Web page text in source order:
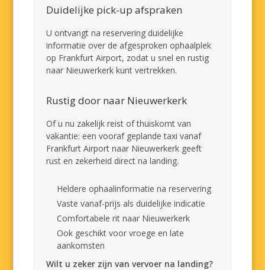
Duidelijke pick-up afspraken
U ontvangt na reservering duidelijke
informatie over de afgesproken ophaalplek
op Frankfurt Airport, zodat u snel en rustig
naar Nieuwerkerk kunt vertrekken.
Rustig door naar Nieuwerkerk
Of u nu zakelijk reist of thuiskomt van
vakantie: een vooraf geplande taxi vanaf
Frankfurt Airport naar Nieuwerkerk geeft
rust en zekerheid direct na landing.
Heldere ophaalinformatie na reservering
Vaste vanaf-prijs als duidelijke indicatie
Comfortabele rit naar Nieuwerkerk
Ook geschikt voor vroege en late
aankomsten
Wilt u zeker zijn van vervoer na landing?